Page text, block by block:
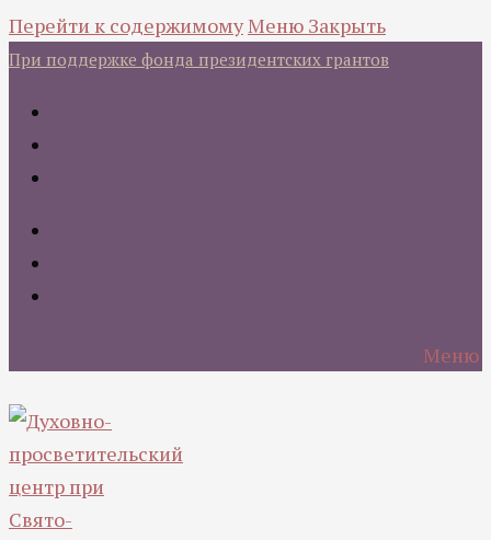
Перейти к содержимомуМеню Закрыть
При поддержке фонда президентских грантов
Меню